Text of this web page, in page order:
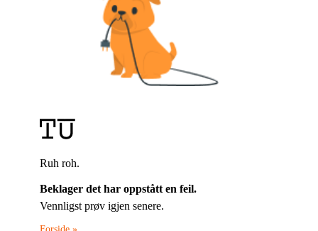
Ruh roh.
Beklager det har oppstått en feil.
Vennligst prøv igjen senere.